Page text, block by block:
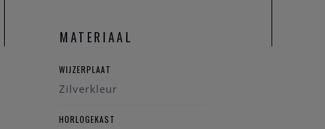
MATERIAAL
WIJZERPLAAT
Zilverkleur
HORLOGEKAST